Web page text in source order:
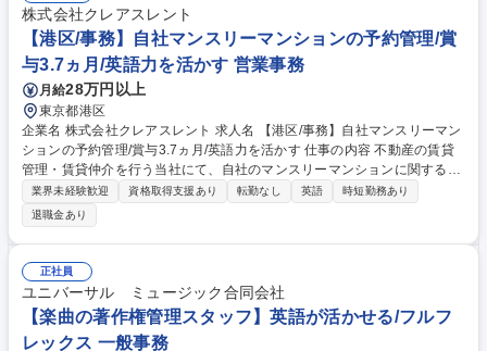
配慮に関する面談や在宅勤務など、無理なく柔軟に働ける環境を整えてい
ます。 募集職種 【障がい者採用/契約社員】内勤オペレーション(Microsoft
製品担当)・業務改善
株式会社クレアスレント
【港区/事務】自社マンスリーマンションの予約管理/賞
与3.7ヵ月/英語力を活かす 営業事務
月給28万円以上
東京都港区
企業名 株式会社クレアスレント 求人名 【港区/事務】自社マンスリーマン
ションの予約管理/賞与3.7ヵ月/英語力を活かす 仕事の内容 不動産の賃貸
管理・賃貸仲介を行う当社にて、自社のマンスリーマンションに関する予
約対応や問い合わせ対応、見積・契約書の作成を担当いただきます。海外
需要が高く、約4割が海外の方からの問い合わせです。 ■広告掲載（HPや
各社ポータルサイトへの物件掲載作業をお任せ）■問い合わせ対応（空室
確認をはじめ、物件詳細・見積、入居者からの設備の確認などをメール・
電話で対応します。海外とのやり取りは時差があるため、メールがほとん
ど）※1日10～20件程度■見積・契約書作成（契約書は日本語の為、海外
のお客様には英語のサンプルも送付。電子契約が中心なので、効率的に進
められます）■物件案内も頻度は少ないが、対応あり 募集職種 【港区/事
務】自社マンスリーマンションの予約管理/賞与3.7ヵ月/英語力を活かす
業界未経験歓迎 資格取得支援あり 転勤なし 英語
時短勤務あり
退職金あり
正社員
ユニバーサル ミュージック合同会社
【楽曲の著作権管理スタッフ】英語が活かせる/フルフ
レックス 一般事務